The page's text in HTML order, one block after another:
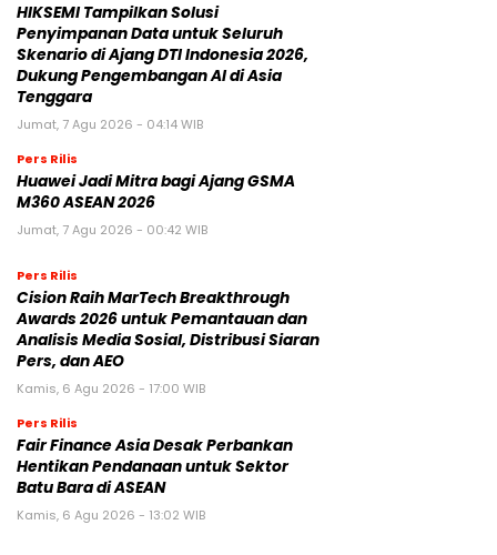
HIKSEMI Tampilkan Solusi
Penyimpanan Data untuk Seluruh
Skenario di Ajang DTI Indonesia 2026,
Dukung Pengembangan AI di Asia
Tenggara
Jumat, 7 Agu 2026 - 04:14 WIB
Pers Rilis
Huawei Jadi Mitra bagi Ajang GSMA
M360 ASEAN 2026
Jumat, 7 Agu 2026 - 00:42 WIB
Pers Rilis
Cision Raih MarTech Breakthrough
Awards 2026 untuk Pemantauan dan
Analisis Media Sosial, Distribusi Siaran
Pers, dan AEO
Kamis, 6 Agu 2026 - 17:00 WIB
Pers Rilis
Fair Finance Asia Desak Perbankan
Hentikan Pendanaan untuk Sektor
Batu Bara di ASEAN
Kamis, 6 Agu 2026 - 13:02 WIB